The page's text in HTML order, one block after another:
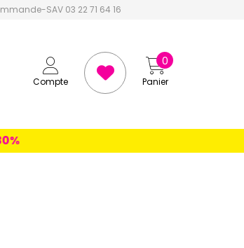
SAV 03 22 71 64 16
Compte Panier
0